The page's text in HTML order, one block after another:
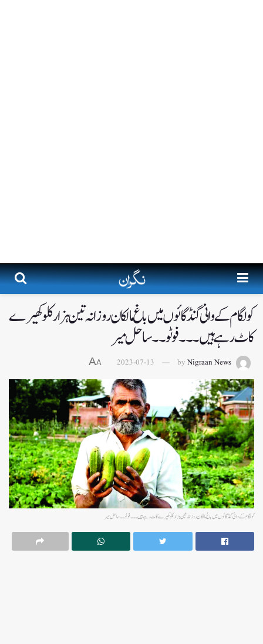
کولگام کے وانی گنڈ گائوں میں باغ مالکان روزانہ تین ہزار کلو کھیرے
کاٹ رہے ہیں۔۔۔ فوٹو ۔۔ساحل میر
by Nigraan News
2023-07-13
A
A
کولگام کے وانی گنڈ گائوں میں باغ مالکان روزانہ تین ہزار کلو کھیرے کاٹ رہے ہیں۔۔۔ فوٹو ۔۔ساحل میر